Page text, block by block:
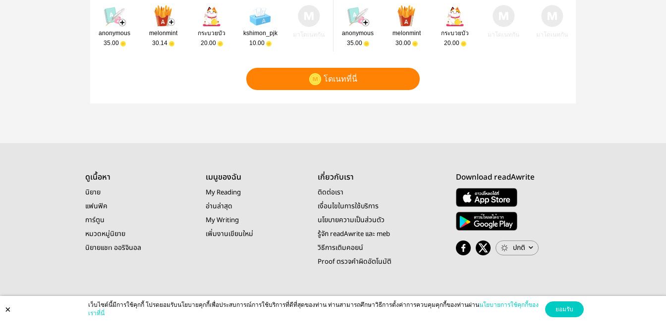
anonymous
35.00
melonmint
30.14
กระบวยบัว
20.00
kshimon_pjk
10.00
มาโดเนทกัน
anonymous
35.00
melonmint
30.00
กระบวยบัว
20.00
มาโดเนทกัน มาโดเนทกัน
โดเนทที่นี่
ดูเนื้อหา
นิยาย
แฟนฟิค
การ์ตูน
หมวดหมู่นิยาย
นิยายแชท ออริจินอล
เมนูของฉัน
My Reading
อ่านล่าสุด
My Writing
เพิ่มงานเขียนใหม่
เกี่ยวกับเรา
ติดต่อเรา
เงื่อนไขในการใช้บริการ
นโยบายความเป็นส่วนตัว
รู้จัก readAwrite และ meb
วิธีการเติมคอยน์
Proof ตรวจคำผิดอัตโนมัติ
Download readAwrite
ปกติ
© 2026 readAwrite.com by MEB Corporation Public Company Limited
This site is protected by reCAPTCHA and the Google
× เว็บไซต์นี้มีการใช้คุกกี้ โปรดยอมรับนโยบายคุกกี้เพื่อประสบการณ์การใช้บริการที่ดีที่สุดของท่าน ท่านสามารถศึกษาวิธีการตั้งค่าการควบคุมคุกกี้ของท่านผ่านนโยบายการใช้คุกกี้ของ
เราที่นี่
ยอมรับ